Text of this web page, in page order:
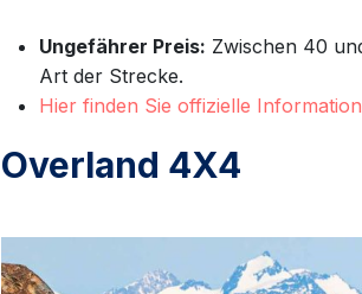
Ungefährer Preis: Zwischen 40
Art der Strecke.
Hier finden Sie offizielle
Overland 4X4